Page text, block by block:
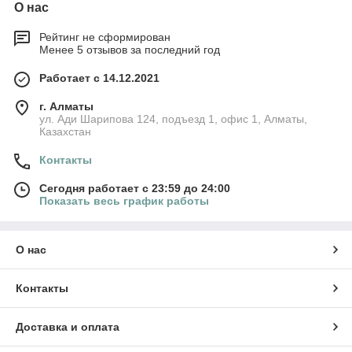
О нас
Рейтинг не сформирован
Менее 5 отзывов за последний год
Работает с 14.12.2021
г. Алматы
ул. Ади Шарипова 124, подъезд 1, офис 1, Алматы,
Казахстан
Контакты
Сегодня работает с 23:59 до 24:00
Показать весь график работы
О нас
Контакты
Доставка и оплата